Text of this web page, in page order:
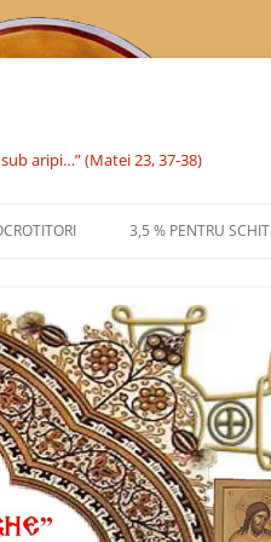
aripi…” (Matei 23, 37-38)
MARE MUCENIC
3,5 % PENTRU SCHIT